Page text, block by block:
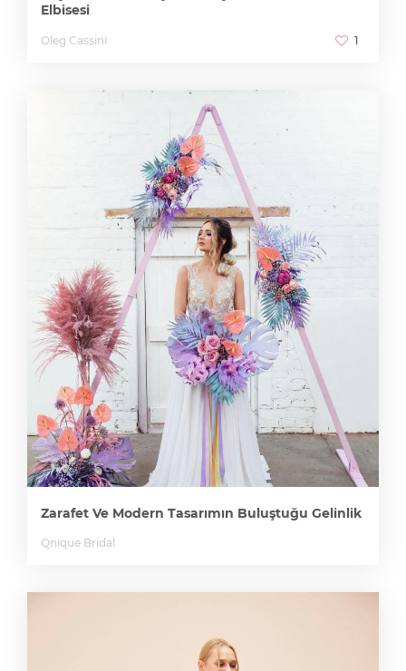
Elbisesi
Oleg Cassini 1
Zarafet Ve Modern Tasarımın Buluştuğu Gelinlik
Qnique Bridal